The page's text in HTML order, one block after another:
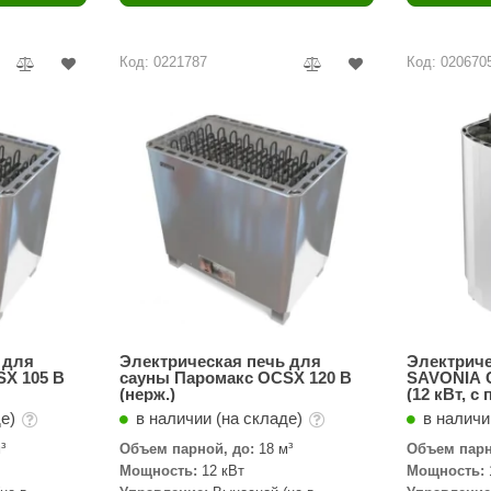
Ермак-Термо
Добросталь
Торнадо
Аэровита
Костёр
Сабантуй
Феникс
для
105 B
Код: 0221787
Электрическая печь для
сауны Паромакс OCSX 120 B
(нерж.)
в наличии (на складе)
Объем парной, до: 18 м³
Мощность: 12 кВт
Код:
SAVONIA
(12 кВт, с
в
Объем
Мощность: